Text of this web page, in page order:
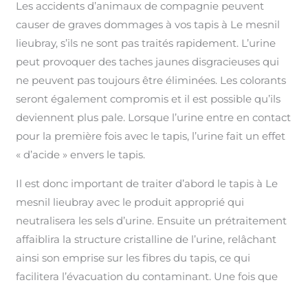
Les accidents d’animaux de compagnie peuvent
causer de graves dommages à vos tapis à Le mesnil
lieubray, s’ils ne sont pas traités rapidement. L’urine
peut provoquer des taches jaunes disgracieuses qui
ne peuvent pas toujours être éliminées. Les colorants
seront également compromis et il est possible qu’ils
deviennent plus pale. Lorsque l’urine entre en contact
pour la première fois avec le tapis, l’urine fait un effet
« d’acide » envers le tapis.
Il est donc important de traiter d’abord le tapis à Le
mesnil lieubray avec le produit approprié qui
neutralisera les sels d’urine. Ensuite un prétraitement
affaiblira la structure cristalline de l’urine, relâchant
ainsi son emprise sur les fibres du tapis, ce qui
facilitera l’évacuation du contaminant. Une fois que